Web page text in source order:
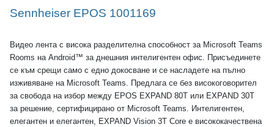
Sennheiser EPOS 1001169
Видео лента с висока разделителна способност за Microsoft Teams
Rooms на Android™ за днешния интелигентен офис. Присъединете
се към срещи само с едно докосване и се насладете на пълно
изживяване на Microsoft Teams. Предлага се без високоговорител
за свобода на избор между EPOS EXPAND 80T или EXPAND 30T
за решение, сертифицирано от Microsoft Teams. Интелигентен,
елегантен и елегантен, EXPAND Vision 3T Core е висококачествена